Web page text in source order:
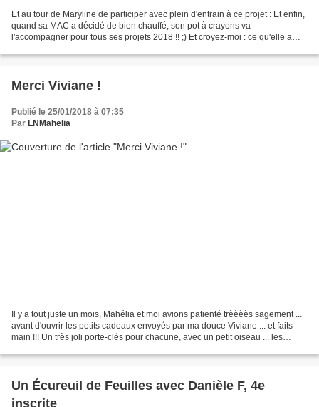
Et au tour de Maryline de participer avec plein d'entrain à ce projet : Et enfin,
quand sa MAC a décidé de bien chauffé, son pot à crayons va
l'accompagner pour tous ses projets 2018 !! ;) Et croyez-moi : ce qu'elle a
Merci Viviane !
Publié le 25/01/2018 à 07:35
Par LNMahelia
Il y a tout juste un mois, Mahélia et moi avions patienté trèèèès sagement ...
avant d'ouvrir les petits cadeaux envoyés par ma douce Viviane ... et faits
main !!! Un très joli porte-clés pour chacune, avec un petit oiseau ... les
Un Écureuil de Feuilles avec Danièle F, 4e
inscrite